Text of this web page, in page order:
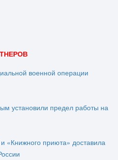
военной операции
установили предел работы на
«Книжного приюта» доставила